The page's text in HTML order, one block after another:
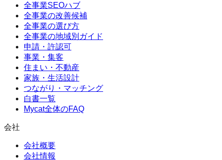
全事業SEOハブ
全事業の改善候補
全事業の選び方
全事業の地域別ガイド
申請・許認可
事業・集客
住まい・不動産
家族・生活設計
つながり・マッチング
白書一覧
Mycat全体のFAQ
会社
会社概要
会社情報